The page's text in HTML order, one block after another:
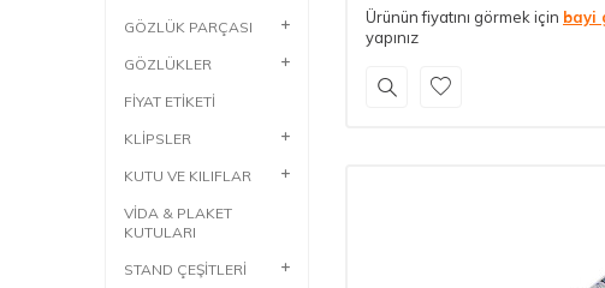
GÖZLÜK PARÇASI
GÖZLÜKLER
FİYAT ETİKETİ
KLİPSLER
KUTU VE KILIFLAR
VİDA & PLAKET
KUTULARI
STAND ÇEŞİTLERİ
Ürünün fiyatını görmek için bayi
yapınız